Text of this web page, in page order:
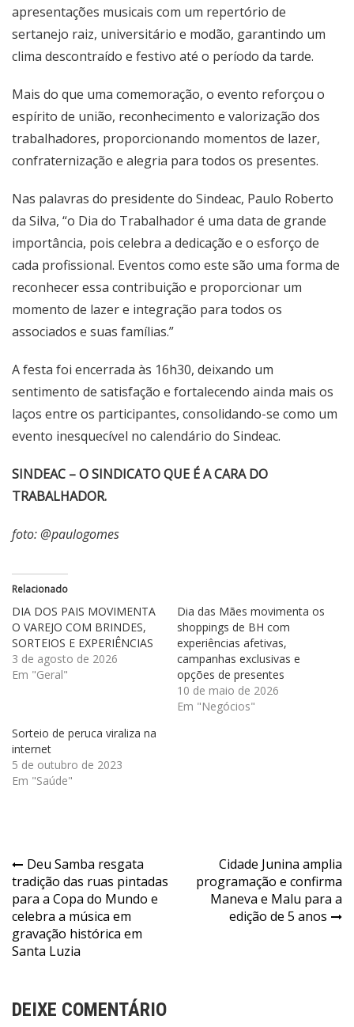
apresentações musicais com um repertório de
sertanejo raiz, universitário e modão, garantindo um
clima descontraído e festivo até o período da tarde.
Mais do que uma comemoração, o evento reforçou o
espírito de união, reconhecimento e valorização dos
trabalhadores, proporcionando momentos de lazer,
confraternização e alegria para todos os presentes.
Nas palavras do presidente do Sindeac, Paulo Roberto
da Silva, “o Dia do Trabalhador é uma data de grande
importância, pois celebra a dedicação e o esforço de
cada profissional. Eventos como este são uma forma de
reconhecer essa contribuição e proporcionar um
momento de lazer e integração para todos os
associados e suas famílias.”
A festa foi encerrada às 16h30, deixando um
sentimento de satisfação e fortalecendo ainda mais os
laços entre os participantes, consolidando-se como um
evento inesquecível no calendário do Sindeac.
SINDEAC – O SINDICATO QUE É A CARA DO
TRABALHADOR.
foto: @paulogomes
Relacionado
DIA DOS PAIS MOVIMENTA
O VAREJO COM BRINDES,
SORTEIOS E EXPERIÊNCIAS
3 de agosto de 2026
Em "Geral"
Dia das Mães movimenta os
shoppings de BH com
experiências afetivas,
campanhas exclusivas e
opções de presentes
10 de maio de 2026
Em "Negócios"
Sorteio de peruca viraliza na
internet
5 de outubro de 2023
Em "Saúde"
Navegação
de
Post
Deu Samba resgata
tradição das ruas pintadas
para a Copa do Mundo e
celebra a música em
gravação histórica em
Santa Luzia
Cidade Junina amplia
programação e confirma
Maneva e Malu para a
edição de 5 anos
DEIXE COMENTÁRIO